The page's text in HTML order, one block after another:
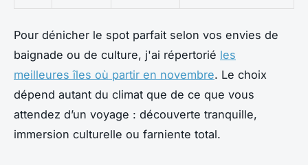
Pour dénicher le spot parfait selon vos envies de
baignade ou de culture, j'ai répertorié les
meilleures îles où partir en novembre. Le choix
dépend autant du climat que de ce que vous
attendez d’un voyage : découverte tranquille,
immersion culturelle ou farniente total.